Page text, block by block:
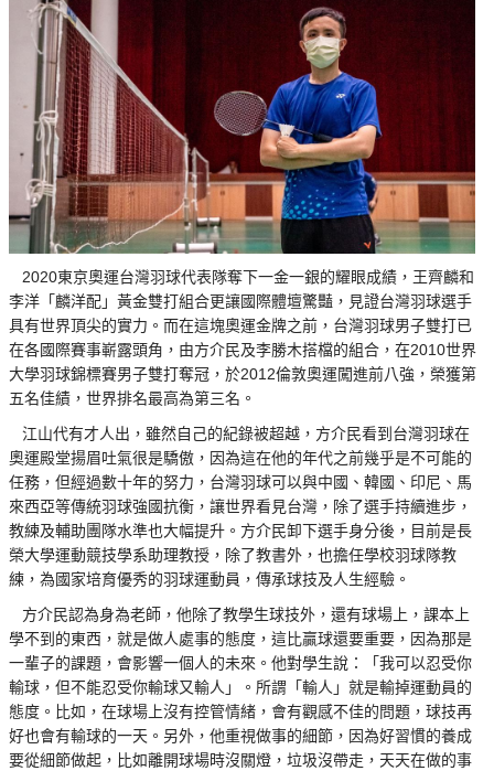
2020東京奧運台灣羽球代表隊奪下一金一銀的耀眼成績，王齊麟和
李洋「麟洋配」黃金雙打組合更讓國際體壇驚豔，見證台灣羽球選手
具有世界頂尖的實力。而在這塊奧運金牌之前，台灣羽球男子雙打已
在各國際賽事嶄露頭角，由方介民及李勝木搭檔的組合，在2010世界
大學羽球錦標賽男子雙打奪冠，於2012倫敦奧運闖進前八強，榮獲第
五名佳績，世界排名最高為第三名。
江山代有才人出，雖然自己的紀錄被超越，方介民看到台灣羽球在
奧運殿堂揚眉吐氣很是驕傲，因為這在他的年代之前幾乎是不可能的
任務，但經過數十年的努力，台灣羽球可以與中國、韓國、印尼、馬
來西亞等傳統羽球強國抗衡，讓世界看見台灣，除了選手持續進步，
教練及輔助團隊水準也大幅提升。方介民卸下選手身分後，目前是長
榮大學運動競技學系助理教授，除了教書外，也擔任學校羽球隊教
練，為國家培育優秀的羽球運動員，傳承球技及人生經驗。
方介民認為身為老師，他除了教學生球技外，還有球場上，課本上
學不到的東西，就是做人處事的態度，這比贏球還要重要，因為那是
一輩子的課題，會影響一個人的未來。他對學生說：「我可以忍受你
輸球，但不能忍受你輸球又輸人」。所謂「輸人」就是輸掉運動員的
態度。比如，在球場上沒有控管情緒，會有觀感不佳的問題，球技再
好也會有輸球的一天。另外，他重視做事的細節，因為好習慣的養成
要從細節做起，比如離開球場時沒關燈，垃圾沒帶走，天天在做的事